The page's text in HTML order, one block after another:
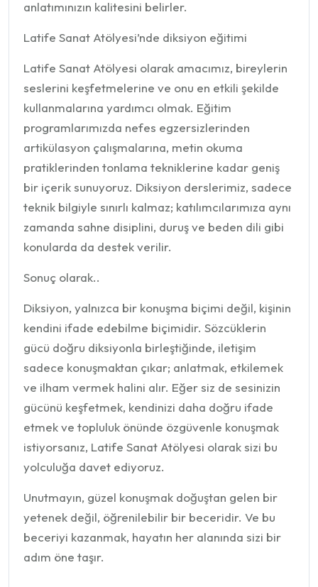
anlatımınızın kalitesini belirler.
Latife Sanat Atölyesi’nde diksiyon eğitimi
Latife Sanat Atölyesi olarak amacımız, bireylerin
seslerini keşfetmelerine ve onu en etkili şekilde
kullanmalarına yardımcı olmak. Eğitim
programlarımızda nefes egzersizlerinden
artikülasyon çalışmalarına, metin okuma
pratiklerinden tonlama tekniklerine kadar geniş
bir içerik sunuyoruz. Diksiyon derslerimiz, sadece
teknik bilgiyle sınırlı kalmaz; katılımcılarımıza aynı
zamanda sahne disiplini, duruş ve beden dili gibi
konularda da destek verilir.
Sonuç olarak..
Diksiyon, yalnızca bir konuşma biçimi değil, kişinin
kendini ifade edebilme biçimidir. Sözcüklerin
gücü doğru diksiyonla birleştiğinde, iletişim
sadece konuşmaktan çıkar; anlatmak, etkilemek
ve ilham vermek halini alır. Eğer siz de sesinizin
gücünü keşfetmek, kendinizi daha doğru ifade
etmek ve topluluk önünde özgüvenle konuşmak
istiyorsanız, Latife Sanat Atölyesi olarak sizi bu
yolculuğa davet ediyoruz.
Unutmayın, güzel konuşmak doğuştan gelen bir
yetenek değil, öğrenilebilir bir beceridir. Ve bu
beceriyi kazanmak, hayatın her alanında sizi bir
adım öne taşır.